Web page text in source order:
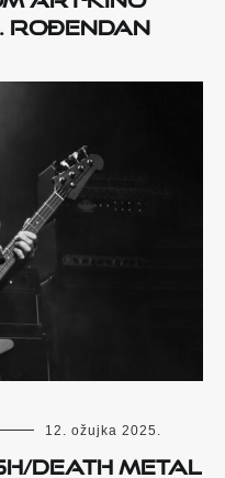
rođendan
12. ožujka 2025.
death metal